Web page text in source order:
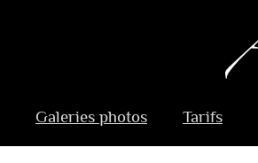
Galeries photos Tarifs